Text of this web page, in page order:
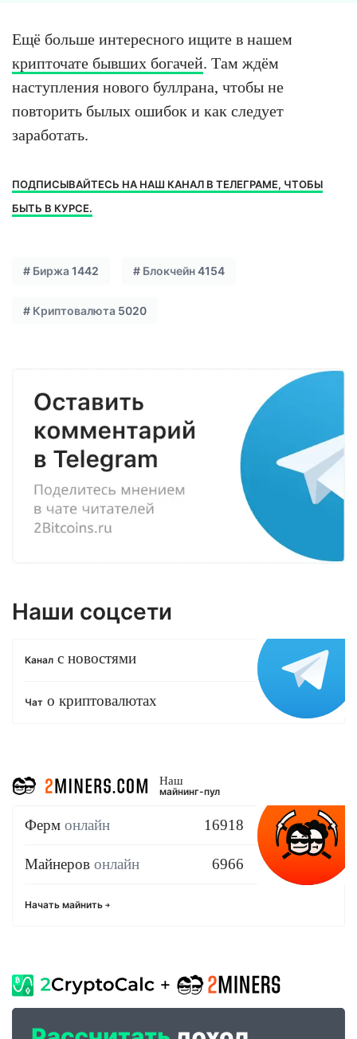
Ещё больше интересного ищите в нашем
крипточате бывших богачей. Там ждём
наступления нового буллрана, чтобы не
повторить былых ошибок и как следует
заработать.
ПОДПИСЫВАЙТЕСЬ НА НАШ КАНАЛ В ТЕЛЕГРАМЕ, ЧТОБЫ
БЫТЬ В КУРСЕ.
# Биржа 1442 # Блокчейн4154
# Криптовалюта 5020
Наши соцсети
Канал с новостями
Чат о криптовалютах
Наш
майнинг-пул
Ферм онлайн 16918
Майнеров онлайн 6966
Начать майнить